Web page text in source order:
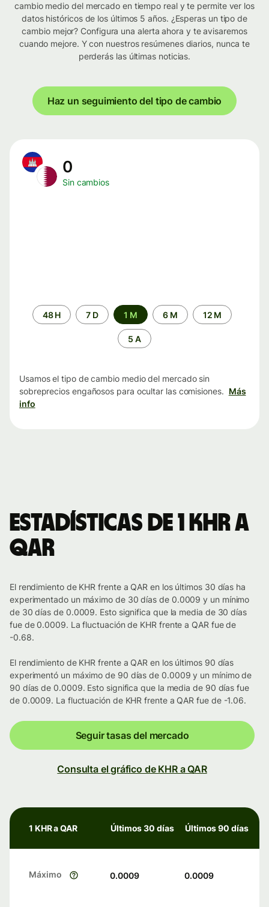
cambio medio del mercado en tiempo real y te permite ver los
datos históricos de los últimos 5 años. ¿Esperas un tipo de
cambio mejor? Configura una alerta ahora y te avisaremos
cuando mejore. Y con nuestros resúmenes diarios, nunca te
perderás las últimas noticias.
Haz un seguimiento del tipo de cambio
0
Sin cambios
Periodo48 H 7 D 1 M 6 M 12 M
5 A
Usamos el tipo de cambio medio del mercado sin
sobreprecios engañosos para ocultar las comisiones. Más
info
Estadísticas de 1 KHR a
QAR
El rendimiento de KHR frente a QAR en los últimos 30 días ha
experimentado un máximo de 30 días de 0.0009 y un mínimo
de 30 días de 0.0009. Esto significa que la media de 30 días
fue de 0.0009. La fluctuación de KHR frente a QAR fue de
-0.68.
El rendimiento de KHR frente a QAR en los últimos 90 días
experimentó un máximo de 90 días de 0.0009 y un mínimo de
90 días de 0.0009. Esto significa que la media de 90 días fue
de 0.0009. La fluctuación de KHR frente a QAR fue de -1.06.
Seguir tasas del mercado
Consulta el gráfico de KHR a QAR
1 KHR a QAR Últimos 30 días Últimos 90 días
Máximo 0.0009 0.0009